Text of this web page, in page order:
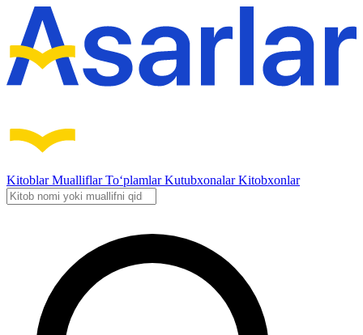
KitoblarMualliflarTo‘plamlarKutubxonalarKitobxonlar